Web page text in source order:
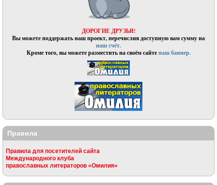
ДОРОГИЕ ДРУЗЬЯ!
Вы можете поддержать наш проект, перечислив доступную вам сумму на
наш счёт.
Кроме того, вы можете разместить на своём сайтенаш баннер.
Правила
Правила для посетителей сайта
Международного клуба
православных литераторов «Омилия»